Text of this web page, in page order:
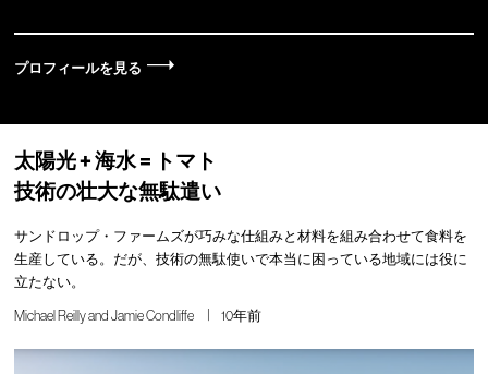
プロフィールを見る
太陽光 + 海水 = トマト
技術の壮大な無駄遣い
サンドロップ・ファームズが巧みな仕組みと材料を組み合わせて食料を
生産している。だが、技術の無駄使いで本当に困っている地域には役に
立たない。
Michael Reilly and Jamie Condliffe 10年前